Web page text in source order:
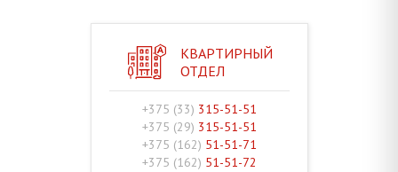
КВАРТИРНЫЙ
ОТДЕЛ
+375 (33) 315-51-51
+375 (29) 315-51-51
+375 (162) 51-51-71
+375 (162) 51-51-72